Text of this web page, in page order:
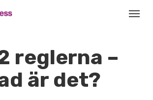
Menu
reglerna –
är det?